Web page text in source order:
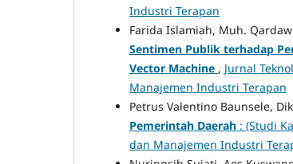
Industri Terapan
Farida Islamiah, Muh.
Sentimen Publik terhadap
Vector Machine , Jurnal
Manajemen Industri Terapan
Petrus Valentino Baunsele,
Pemerintah Daerah : (Studi
dan Manajemen Industri